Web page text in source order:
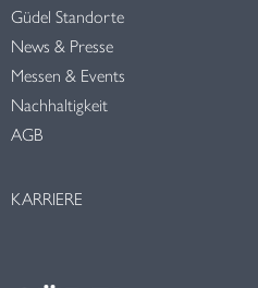
Güdel Standorte
News & Presse
Messen & Events
Nachhaltigkeit
AGB
KARRIERE